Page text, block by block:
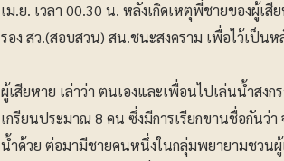
เม.ย. เวลา 00.30 น. หลังเกิดเหตุพี่ชายของผู้
รอง สว.(สอบสวน) สน.ชนะสงคราม เพื่อไว้เป็นห
ผู้เสียหาย เล่าว่า ตนเองและเพื่อนไปเล่นน้ำส
เกรียนประมาณ 8 คน ซึ่งมีการเรียกขานชื่อกันว่
น้ำด้วย ต่อมามีชายคนหนึ่งในกลุ่มพยายามชวน